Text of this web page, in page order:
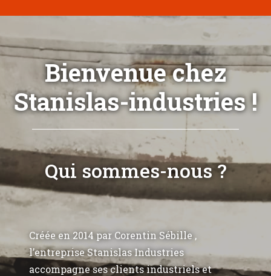
Bienvenue chez
Stanislas-industries !
Qui sommes-nous ?
Créée en 2014 par Corentin Sébille ,
l’entreprise Stanislas Industries
accompagne ses clients industriels et